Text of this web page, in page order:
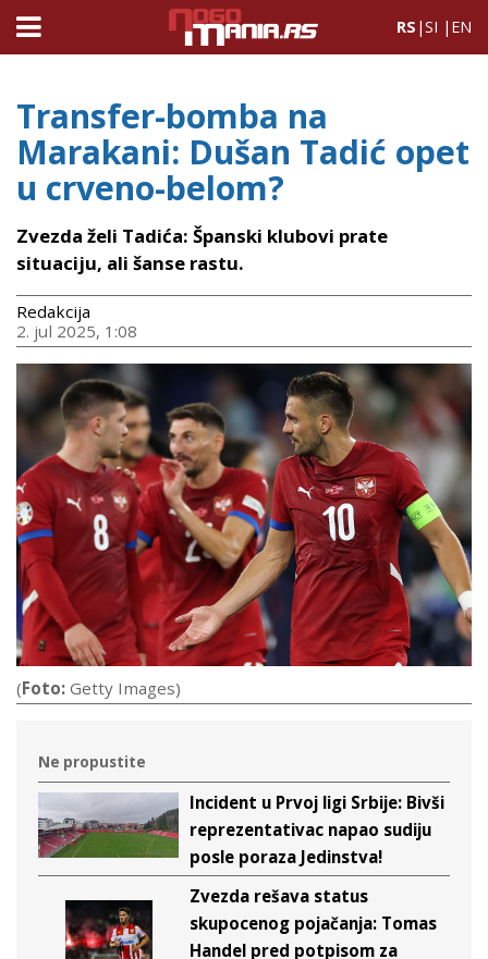
RS |SI | EN
Transfer-bomba na
Marakani: Dušan Tadić opet
u crveno-belom?
Zvezda želi Tadića: Španski klubovi prate
situaciju, ali šanse rastu.
Redakcija
2. jul 2025, 1:08
(Foto: Getty Images)
Ne propustite
Incident u Prvoj ligi Srbije: Bivši
reprezentativac napao sudiju
posle poraza Jedinstva!
Zvezda rešava status
skupocenog pojačanja: Tomas
Handel pred potpisom za